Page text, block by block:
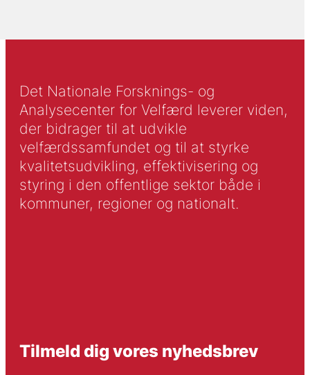
Det Nationale Forsknings- og
Analysecenter for Velfærd leverer viden,
der bidrager til at udvikle
velfærdssamfundet og til at styrke
kvalitetsudvikling, effektivisering og
styring i den offentlige sektor både i
kommuner, regioner og nationalt.
Tilmeld dig vores nyhedsbrev